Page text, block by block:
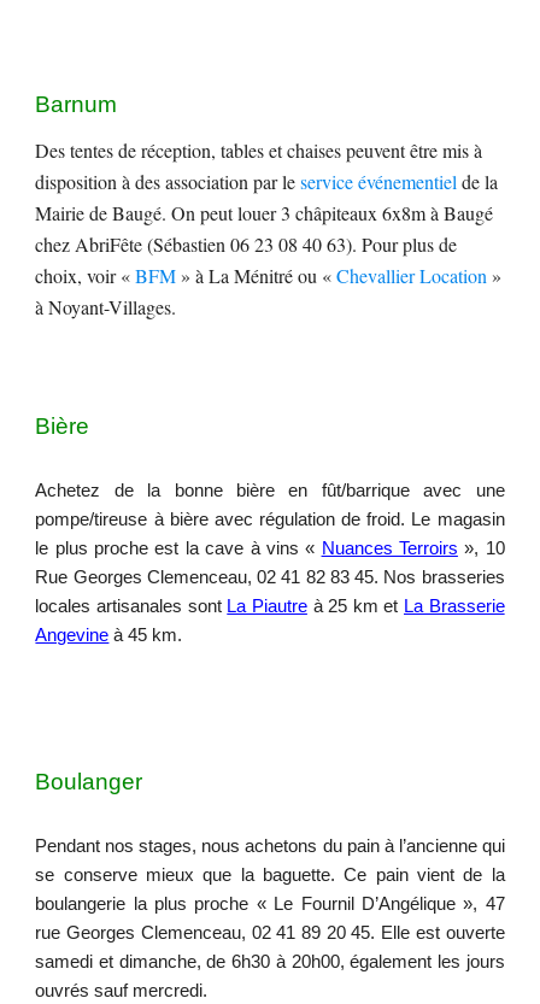
Barnum
Des tentes de réception, tables et chaises peuvent être mis à
disposition à des association par leservice événementiel de la
Mairie de Baugé. On peut louer 3 châpiteaux 6x8m à Baugé
chez AbriFête (Sébastien 06 23 08 40 63). Pour plus de
choix, voir «BFM» à La Ménitré ou «Chevallier Location »
à Noyant-Villages.
Bière
Achetez de la bonne bière en fût/barrique avec une
pompe/tireuse à bière avec régulation de froid. Le magasin
le plus proche est la cave à vins « Nuances Terroirs », 10
Rue Georges Clemenceau, 02 41 82 83 45. Nos brasseries
locales artisanales sont La Piautreà 25 km et La Brasserie
Angevine à 45 km.
Boulanger
Pendant nos stages, nous achetons du pain à l’ancienne qui
se conserve mieux que la baguette. Ce pain vient de la
boulangerie la plus proche « Le Fournil D’Angélique », 47
rue Georges Clemenceau, 02 41 89 20 45. Elle est ouverte
samedi et dimanche, de 6h30 à 20h00, également les jours
ouvrés sauf mercredi.